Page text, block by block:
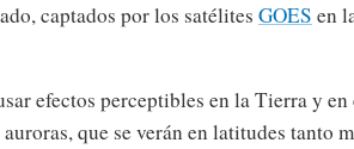
captados por los satélites GOES en
efectos perceptibles en la Tierra y en
que se verán en latitudes tanto